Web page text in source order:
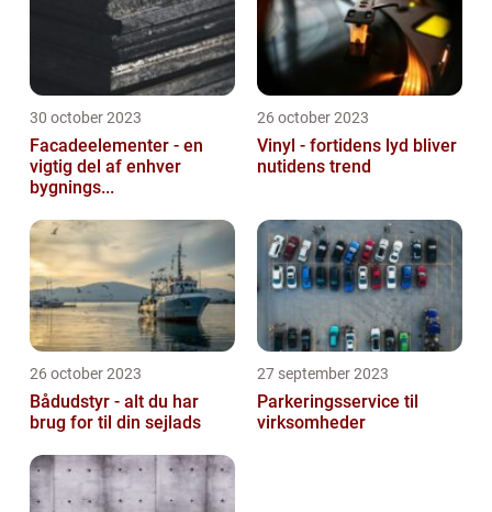
30 october 2023
Facadeelementer - en
vigtig del af enhver
bygnings...
26 october 2023
Vinyl - fortidens lyd bliver
nutidens trend
26 october 2023
Bådudstyr - alt du har
brug for til din sejlads
27 september 2023
Parkeringsservice til
virksomheder